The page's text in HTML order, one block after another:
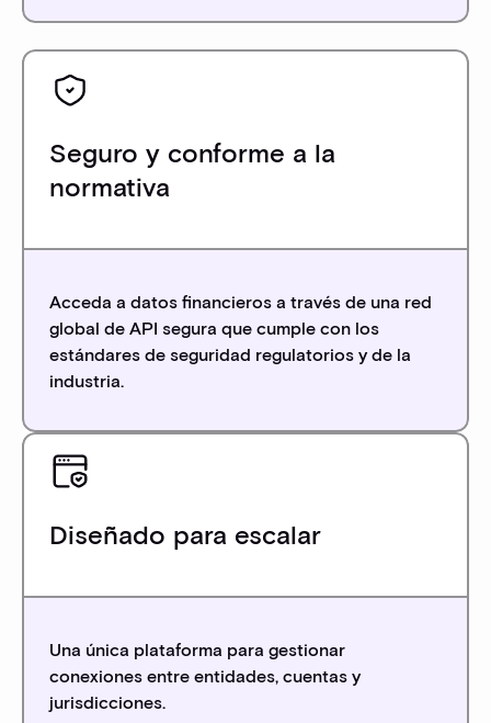
Seguro y conforme a la
normativa
Acceda a datos financieros a través de una red
global de API segura que cumple con los
estándares de seguridad regulatorios y de la
industria.
Diseñado para escalar
Una única plataforma para gestionar
conexiones entre entidades, cuentas y
jurisdicciones.